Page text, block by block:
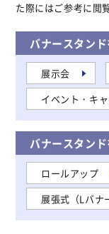
た際にはご参考に閲
バナースタン
展示会
イベント・キ
バナースタン
ロールアップ
展張式（Lバナ